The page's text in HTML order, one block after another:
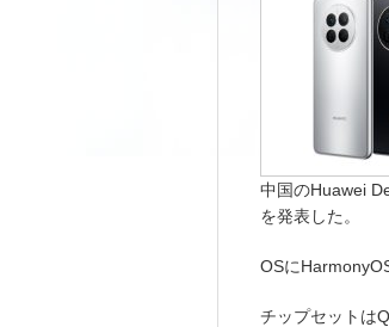
中国のHuawei
を発表した。
OSに
チップセットは